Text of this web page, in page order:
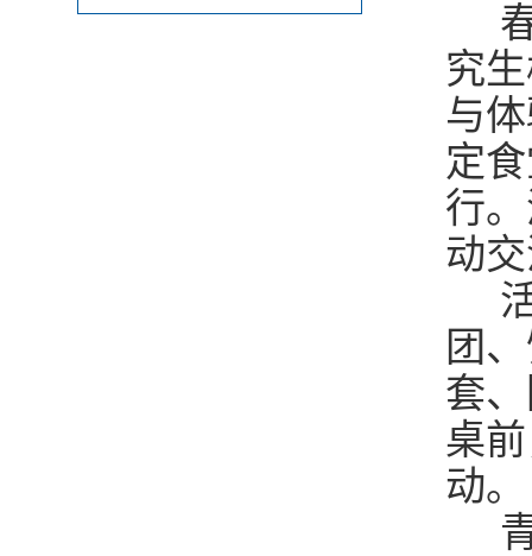
究
与
定
行
动
团
套
桌
动。